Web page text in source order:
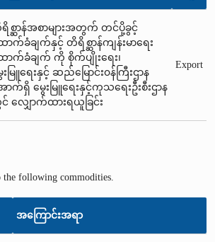
စ္ဆာန်အစာများအတွက် တင်ပို့ခွင့်
ာက်ခံချက်နှင့် တိရိစ္ဆာန်ကျန်းမာရေး
ာက်ခံချက် ကို စိုက်ပျိုးရေး၊
းမြူရေးနှင့် ဆည်မြောင်း၀န်ကြီးဌာန
ာက်ရှိ မွေးမြူရေးနှင့်ကုသရေးဦးစီးဌာန
လျှောက်ထားရယူခြင်း
Export
the following commodities.
အကြောင်းအရာ